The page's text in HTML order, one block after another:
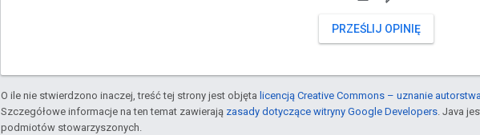
PRZEŚLIJ OPINIĘ
O ile nie stwierdzono inaczej, treść tej strony jest objęta licencją Creative Commons – uznanie
Szczegółowe informacje na ten temat zawierają zasady dotyczące witryny Google Developers. Java
podmiotów stowarzyszonych.